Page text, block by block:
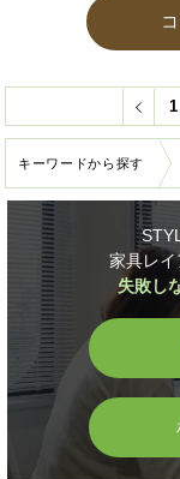
1
キーワードから探す
家具レ
失敗し